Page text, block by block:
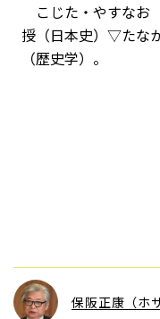
こじた・やすなお
授（日本史）▽たな
（歴史学）。
保阪正康（ホ